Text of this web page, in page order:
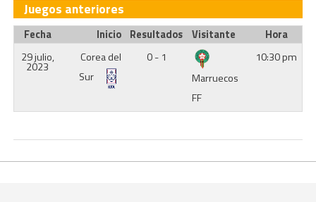
Juegos anteriores
Fecha Inicio Resultados Visitante
Hora
29 julio,
2023
Corea del
Sur
0 - 1
Marruecos
FF
10:30 pm